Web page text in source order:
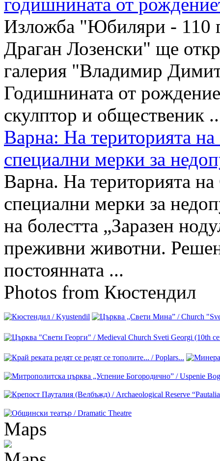
Изложба "Юбиляри - 110
Драган Лозенски" ще
галерия "Владимир
Годишнината от
скулптор и общественик
Варна: На територията
специални мерки за
Варна. На територията
специални мерки за
на болестта „Заразен
преживни животни.
постоянната ...
Photos from Кюстендил
Maps